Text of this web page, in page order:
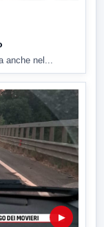
anche nel...
▶